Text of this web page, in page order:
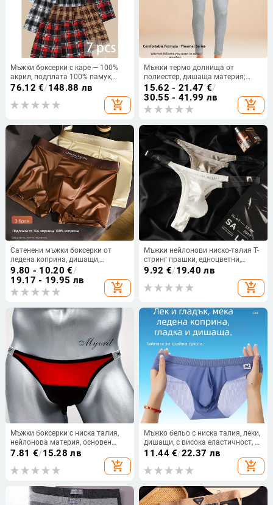
Мъжки боксерки с каре — 100%
акрил, подплата 100% памук,
ниска талия, Mitsubishi Meiyabi Bi,
76.12 €/148.88 лв
add_shopping_cart
Мъжки термо долнища от
полиестер, дишаща материя;
модел цветни блокове; средно
висока талия; подходящи за
всички сезони
15.62 - 21.47 €/
30.55 - 41.99 лв
add_shopping_cart
Сатенени мъжки боксерки от
ледена коприна, дишащи,
антибактериални, безшевни
9.80 - 10.20 €/
19.17 - 19.95 лв
add_shopping_cart
Мъжки нейлонови ниско-талия T-
стринг прашки, едноцветни,
памучна чатална вложка.
9.92 €/19.40 лв
add_shopping_cart
Мъжки боксерки с ниска талия,
нейлонова материя, основен
състав 80–90% нейлон, спандекс
7.81 €/15.28 лв
add_shopping_cart
Мъжко бельо с ниска талия, леки,
дишащи, с висока еластичност, U-
изпъкнало вътрешно
11.44€/22.37 лв
add_shopping_cart